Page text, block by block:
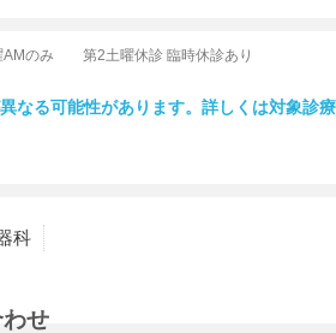
AMのみ 第2土曜休診 臨時休診あり
なる可能性があります。詳しくは対象診
科
せ